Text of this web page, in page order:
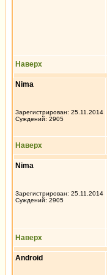
Наверх
Nima
Зарегистрирован: 25.11.2014
Суждений: 2905
Наверх
Nima
Зарегистрирован: 25.11.2014
Суждений: 2905
Наверх
Android